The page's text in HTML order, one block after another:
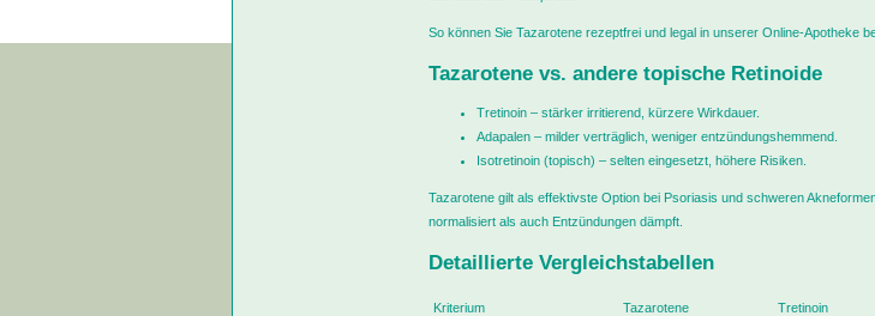
So können Sie Tazarotene rezeptfrei und legal in unserer Online-Apotheke
Tazarotene vs. andere topische Retinoide
Tretinoin – stärker irritierend, kürzere Wirkdauer.
Adapalen – milder verträglich, weniger entzündungshemmend.
Isotretinoin (topisch) – selten eingesetzt, höhere Risiken.
Tazarotene gilt als effektivste Option bei Psoriasis und schweren
normalisiert als auch Entzündungen dämpft.
Detaillierte Vergleichstabellen
Kriterium Tazarotene Tretinoin